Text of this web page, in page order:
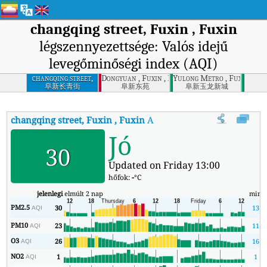
changqing street, Fuxin , Fuxin
légszennyezettsége: Valós idejű
levegőminőségi index (AQI)
changqing street,
Fuxin , Fuxin
阜新长青街
Dongyuan , Fuxin , Fuxin
阜新东苑
Yulong Metro , Fuxin ,
阜新玉龙新城
changqing street, Fuxin , Fuxin AQI changqing street, Fuxin ,
30 Jó
Updated on Friday 13:00
hőfok:-°C
jelenlegielmúlt 2 nap min
PM2.5AQI 30 13
PM10AQI 23 11
O3AQI 26 16
NO2AQI 1 1